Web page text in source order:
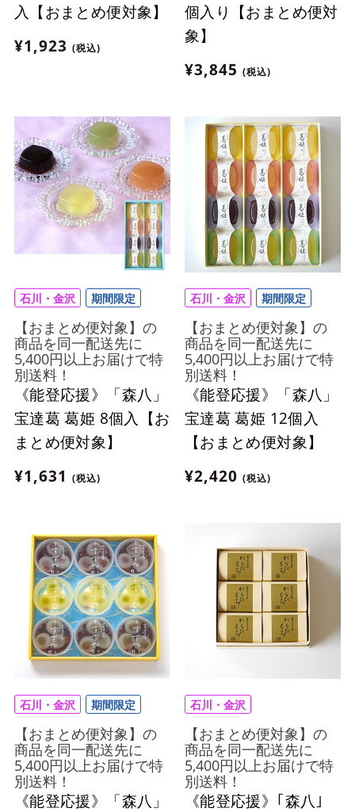
入【おまとめ便対象】
¥1,923 (税込)
個入り【おまとめ便対
象】
¥3,845 (税込)
石川・金沢 期間限定
【おまとめ便対象】の
商品を同一配送先に
5,400円以上お届けで特
別送料！
《能登応援》「森八」
宝達葛 葛姫 8個入【お
まとめ便対象】
¥1,631
(税込)
石川・金沢 期間限定
【おまとめ便対象】の
商品を同一配送先に
5,400円以上お届けで特
別送料！
《能登応援》「森八」
宝達葛 葛姫 12個入
【おまとめ便対象】
¥2,420 (税込)
石川・金沢 期間限定
【おまとめ便対象】の
商品を同一配送先に
5,400円以上お届けで特
別送料！
《能登応援》「森八」
石川・金沢
【おまとめ便対象】の
商品を同一配送先に
5,400円以上お届けで特
別送料！
《能登応援》｢森八｣